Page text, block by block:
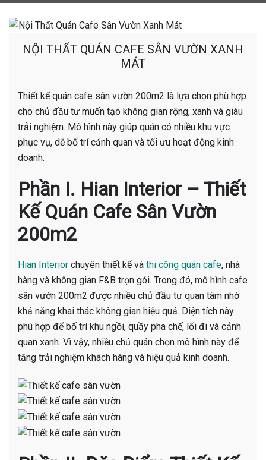
NỘI THẤT QUÁN CAFE SÂN VƯỜN XANH
MÁT
Thiết kế quán cafe sân vườn 200m2 là lựa chọn phù hợp
cho chủ đầu tư muốn tạo không gian rộng, xanh và giàu
trải nghiệm. Mô hình này giúp quán có nhiều khu vực
phục vụ, dễ bố trí cảnh quan và tối ưu hoạt động kinh
doanh.
Phần I. Hian Interior – Thiết
Kế Quán Cafe Sân Vườn
200m2
Hian Interior chuyên thiết kế và thi công quán cafe, nhà
hàng và không gian F&B trọn gói. Trong đó, mô hình cafe
sân vườn 200m2 được nhiều chủ đầu tư quan tâm nhờ
khả năng khai thác không gian hiệu quả. Diện tích này
phù hợp để bố trí khu ngồi, quầy pha chế, lối đi và cảnh
quan xanh. Vì vậy, nhiều chủ quán chọn mô hình này để
tăng trải nghiệm khách hàng và hiệu quả kinh doanh.